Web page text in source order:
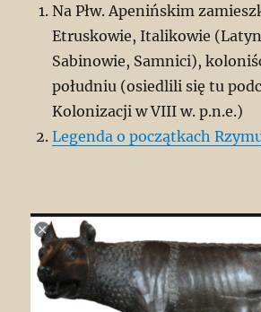
Na Płw. Apenińskim
Etruskowie, Italikowie
Sabinowie, Samnici),
południu (osiedlili się tu
Kolonizacji w VIII w. p.n.e.)
Legenda o początkach